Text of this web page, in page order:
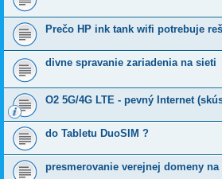
Prečo HP ink tank wifi potrebuje
divne spravanie zariadenia na sieti
O2 5G/4G LTE - pevný Internet
do Tabletu DuoSIM ?
presmerovanie verejnej domeny